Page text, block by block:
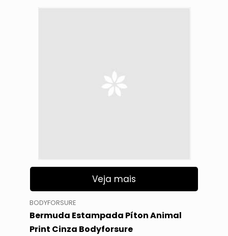
Veja mais
BODYFORSURE
Bermuda Estampada Píton Animal
Print Cinza Bodyforsure